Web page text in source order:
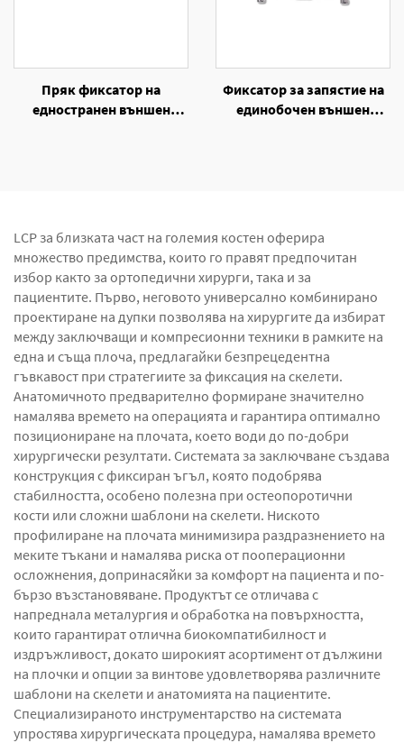
Пряк фиксатор на
едностранен външен
Фиксатор за запястие на
единобочен външен
LCP за близката част на големия костен оферира
множество предимства, които го правят предпочитан
избор както за ортопедични хирурги, така и за
пациентите. Първо, неговото универсално комбинирано
проектиране на дупки позволява на хирургите да избират
между заключващи и компресионни техники в рамките на
една и съща плоча, предлагайки безпрецедентна
гъвкавост при стратегиите за фиксация на скелети.
Анатомичното предварително формиране значително
намалява времето на операцията и гарантира оптимално
позициониране на плочата, което води до по-добри
хирургически резултати. Системата за заключване създава
конструкция с фиксиран ъгъл, която подобрява
стабилността, особено полезна при остеопоротични
кости или сложни шаблони на скелети. Ниското
профилиране на плочата минимизира раздразнението на
меките тъкани и намалява риска от пооперационни
осложнения, допринасяйки за комфорт на пациента и по-
бързо възстановяване. Продуктът се отличава с
напреднала металургия и обработка на повърхността,
които гарантират отлична биокомпатибилност и
издръжливост, докато широкият асортимент от дължини
на плочки и опции за винтове удовлетворява различните
шаблони на скелети и анатомията на пациентите.
Специализираното инструментарство на системата
упростява хирургическата процедура, намалява времето